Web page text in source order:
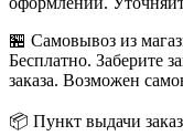
🏪 Самовывоз из
Бесплатно. Заберите
заказа. Возможен
📦 Пункт выдачи